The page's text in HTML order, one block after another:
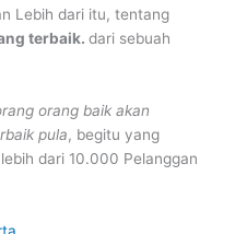
Lebih dari itu, tentang
terbaik. dari sebuah
orang baik akan
pula, begitu yang
dari 10.000 Pelanggan